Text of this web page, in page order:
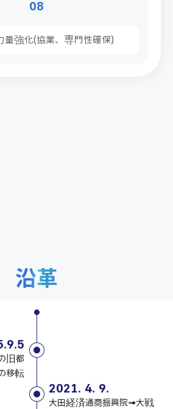
08
量強化(協業、専門性確保)
沿革
旧都
移転
2021. 4. 9.
大田経済通商振興院➟大戦